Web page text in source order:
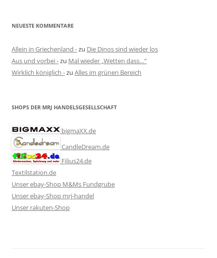
NEUESTE KOMMENTARE
Allein in Griechenland -zu Die Dinos sind wieder los
Aus und vorbei -zu Mal wieder „Wetten dass…“
Wirklich königlich -zu Alles im grünen Bereich
SHOPS DER MRJ HANDELSGESELLSCHAFT
bigmaXX.de
CandleDream.de
Filius24.de
Textilstation.de
Unser ebay-Shop M&Ms Fundgrube
Unser ebay-Shop mrj-handel
Unser rakuten-Shop